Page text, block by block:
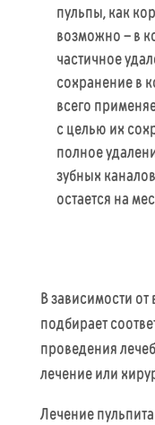
пульпы, как
возможно – в
частичное
сохранение в
всего
с целью их
полное
зубных
остается на
В зависимости
подбирает
проведения
лечение или
Лечение